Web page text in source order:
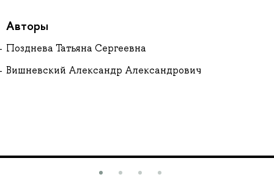
Авторы
Позднева Татьяна Сергеевна
Вишневский Александр Александрович